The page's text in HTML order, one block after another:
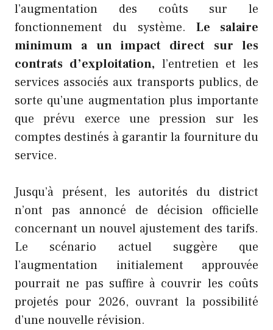
l’augmentation des coûts sur le
fonctionnement du système. Le salaire
minimum a un impact direct sur les
contrats d’exploitation, l’entretien et les
services associés aux transports publics, de
sorte qu’une augmentation plus importante
que prévu exerce une pression sur les
comptes destinés à garantir la fourniture du
service.
Jusqu’à présent, les autorités du district
n’ont pas annoncé de décision officielle
concernant un nouvel ajustement des tarifs.
Le scénario actuel suggère que
l’augmentation initialement approuvée
pourrait ne pas suffire à couvrir les coûts
projetés pour 2026, ouvrant la possibilité
d’une nouvelle révision.